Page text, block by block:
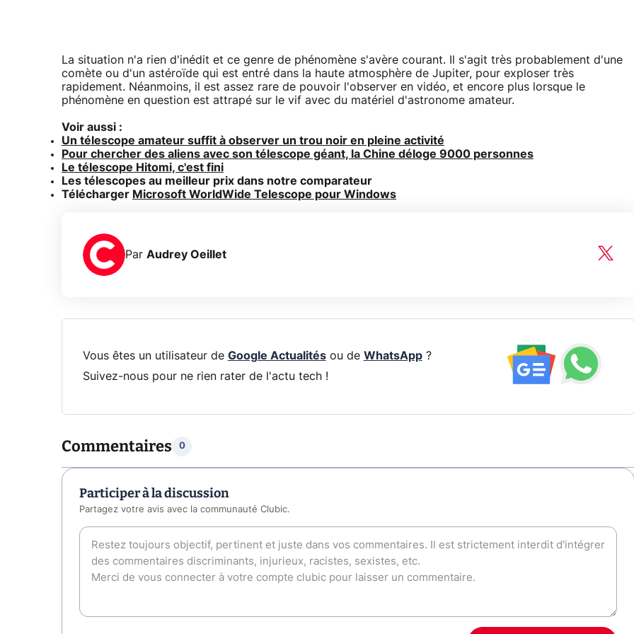
La situation n'a rien d'inédit et ce genre de phénomène s'avère courant. Il s'agit très probablement d'une
comète ou d'un astéroïde qui est entré dans la haute atmosphère de Jupiter, pour exploser très
rapidement. Néanmoins, il est assez rare de pouvoir l'observer en vidéo, et encore plus lorsque le
phénomène en question est attrapé sur le vif avec du matériel d'astronome amateur.
Voir aussi :
Un télescope amateur suffit à observer un trou noir en pleine activité
Pour chercher des aliens avec son télescope géant, la Chine déloge 9000 personnes
Le télescope Hitomi, c'est fini
Les télescopes au meilleur prix dans notre comparateur
Télécharger Microsoft WorldWide Telescope pour Windows
Par Audrey Oeillet
Vous êtes un utilisateur de Google Actualitésou de WhatsApp?
Suivez-nous pour ne rien rater de l'actu tech !
Commentaires 0
Participer à la discussion
Partagez votre avis avec la communauté Clubic.